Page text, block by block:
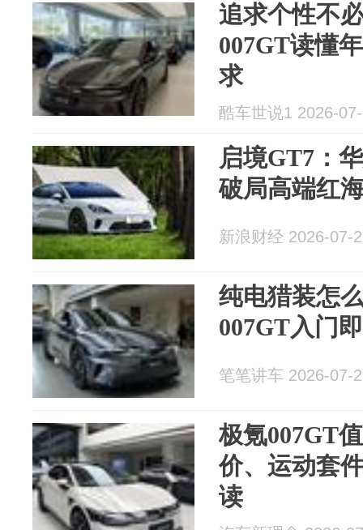
追求个性不
007GT读懂
求
酷车世说1 2026-
启境GT7：
破局高端红
新浪财经 2026-07-
纯电猎装怎
007GT入门
笔笔讲车 2026-07-
极氪007GT
价、运动套
读